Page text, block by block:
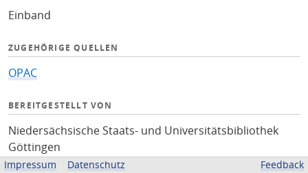
Einband
ZUGEHÖRIGE QUELLEN
OPAC
BEREITGESTELLT VON
Niedersächsische Staats- und Universitätsbibliothek
Göttingen
Impressum Datenschutz Feedback